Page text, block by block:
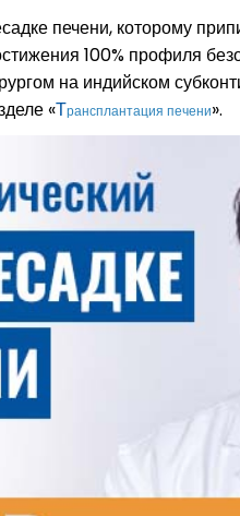
печени, которому
100% профиля
на индийском
«Трансплантация печени».